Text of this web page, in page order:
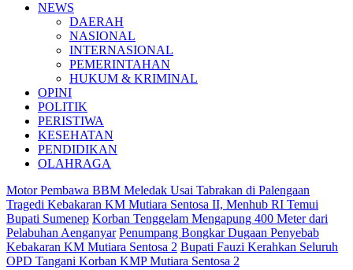
NEWS
DAERAH
NASIONAL
INTERNASIONAL
PEMERINTAHAN
HUKUM & KRIMINAL
OPINI
POLITIK
PERISTIWA
KESEHATAN
PENDIDIKAN
OLAHRAGA
Motor Pembawa BBM Meledak Usai Tabrakan di Palengaan
Tragedi Kebakaran KM Mutiara Sentosa II, Menhub RI Temui
Bupati Sumenep Korban Tenggelam Mengapung 400 Meter dari
Pelabuhan Aenganyar Penumpang Bongkar Dugaan Penyebab
Kebakaran KM Mutiara Sentosa 2 Bupati Fauzi Kerahkan Seluruh
OPD Tangani Korban KMP Mutiara Sentosa 2